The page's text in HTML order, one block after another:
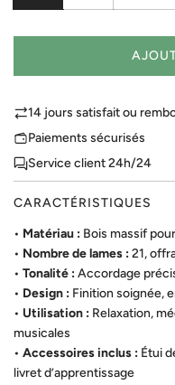
14 jours satisfait ou
Paiements sécurisés
Service client 24h/24
CARACTÉRISTIQUES
• Matériau : Bois massif
• Nombre de lames :21,
• Tonalité :Accordage
• Design : Finition soignée,
• Utilisation : Relaxation,
musicales
• Accessoires inclus : Étui
livret d’apprentissage